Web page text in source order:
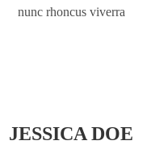
nunc rhoncus viverra
JESSICA DOE